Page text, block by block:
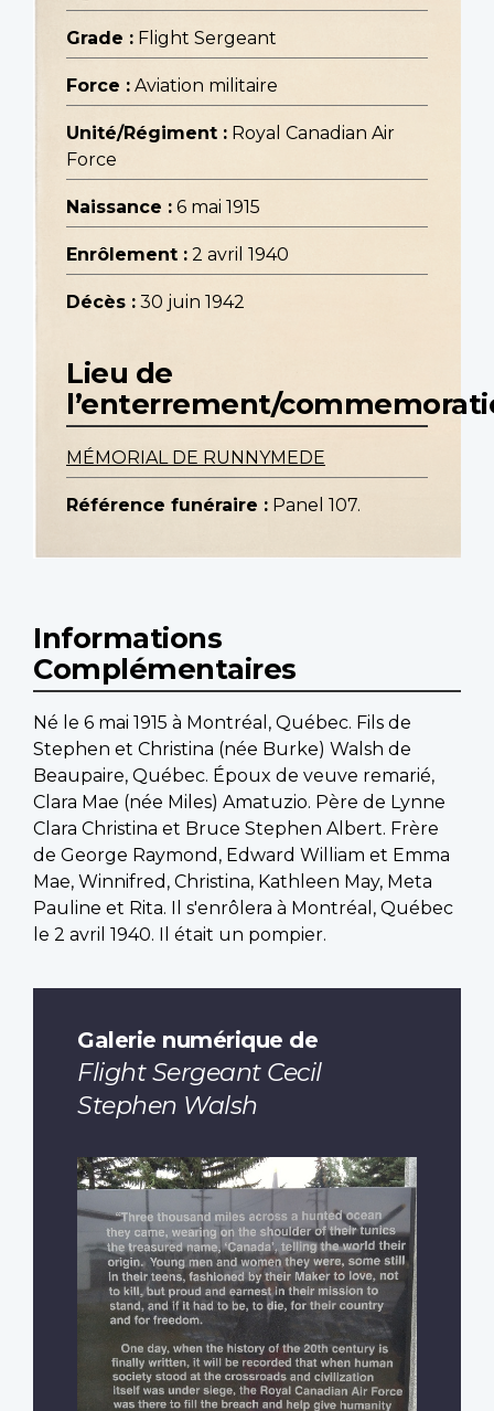
Grade : Flight Sergeant
Force : Aviation militaire
Unité/Régiment : Royal Canadian Air
Force
Naissance : 6 mai 1915
Enrôlement : 2 avril 1940
Décès : 30 juin 1942
Lieu de
l’enterrement/
MÉMORIAL DE RUNNYMEDE
Référence funéraire : Panel 107.
Informations
Complémentaires
Né le 6 mai 1915 à Montréal, Québec. Fils de
Stephen et Christina (née Burke) Walsh de
Beaupaire, Québec. Époux de veuve remarié,
Clara Mae (née Miles) Amatuzio. Père de Lynne
Clara Christina et Bruce Stephen Albert. Frère
de George Raymond, Edward William et Emma
Mae, Winnifred, Christina, Kathleen May, Meta
Pauline et Rita. Il s'enrôlera à Montréal, Québec
le 2 avril 1940. Il était un pompier.
Galerie numérique de
Flight Sergeant Cecil
Stephen Walsh